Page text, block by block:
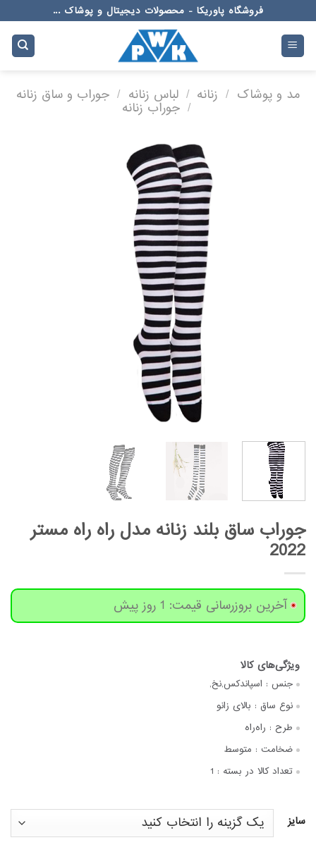
to
content
فروشگاه پاوریکا - محصولات دیجیتال و پوشاک ...
مد و پوشاک / زنانه / لباس زنانه / جوراب و ساق زنانه
/ جوراب زنانه
جوراب ساق بلند زنانه مدل راه راه مستر
2022
آخرین بروزرسانی قیمت: 1 روز پیش
جنس : اسپاندکس,نخ,
نوع ساق : بالای زانو
طرح : راه‌راه
ضخامت : متوسط
تعداد کالا در بسته : 1
سایز